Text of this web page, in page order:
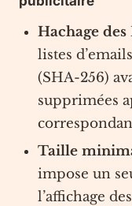
Hachage
listes
(SHA-256)
supprimées
Taille
impose un
l’affichage